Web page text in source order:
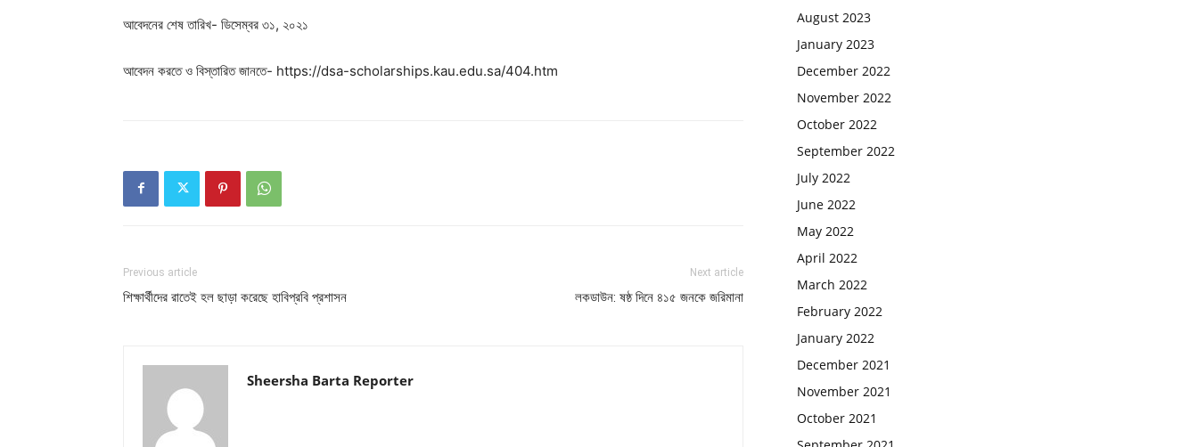
আবেদনের শেষ তারিখ- ডিসেম্বর ৩১, ২০২১
আবেদন করতে ও বিস্তারিত জানতে- https://dsa-scholarships.kau.edu.sa/404.htm
Previous article
শিক্ষার্থীদের রাতেই হল ছাড়া করেছে হাবিপ্রবি প্রশাসন
Next article
লকডাউন: ষষ্ঠ দিনে ৪১৫ জনকে জরিমানা
Sheersha Barta Reporter
August 2023
January 2023
December 2022
November 2022
October 2022
September 2022
July 2022
June 2022
May 2022
April 2022
March 2022
February 2022
January 2022
December 2021
November 2021
October 2021